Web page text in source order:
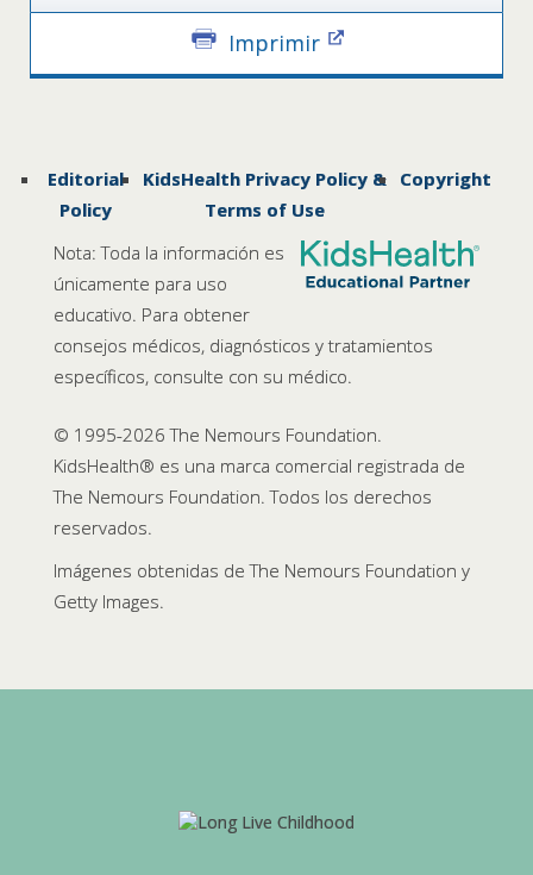
Imprimir
Editorial
Policy
KidsHealth Privacy Policy &
Terms of Use
Copyright
Nota: Toda la información es
únicamente para uso
educativo. Para obtener
consejos médicos, diagnósticos y tratamientos
específicos, consulte con su médico.
© 1995-2026 The Nemours Foundation.
KidsHealth® es una marca comercial registrada de
The Nemours Foundation. Todos los derechos
reservados.
Imágenes obtenidas de The Nemours Foundation y
Getty Images.